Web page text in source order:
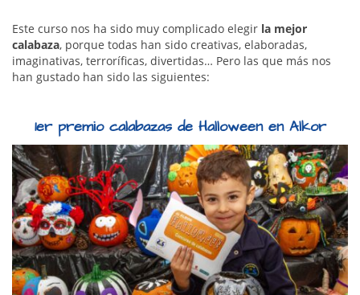
Este curso nos ha sido muy complicado elegir la mejor
calabaza, porque todas han sido creativas, elaboradas,
imaginativas, terroríficas, divertidas… Pero las que más nos
han gustado han sido las siguientes:
1er premio calabazas de Halloween en Alkor